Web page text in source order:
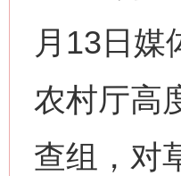
月13日媒
农村厅高
查组，对